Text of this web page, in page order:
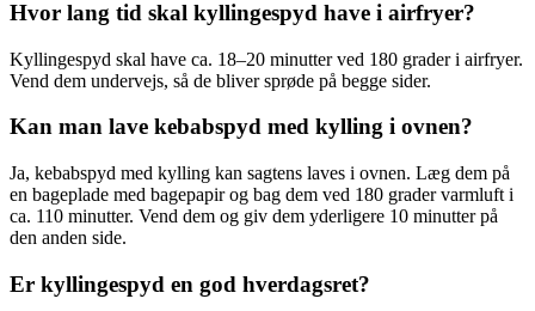
Hvor lang tid skal kyllingespyd have i airfryer?
Kyllingespyd skal have ca. 18–20 minutter ved 180 grader i airfryer.
Vend dem undervejs, så de bliver sprøde på begge sider.
Kan man lave kebabspyd med kylling i ovnen?
Ja, kebabspyd med kylling kan sagtens laves i ovnen. Læg dem på
en bageplade med bagepapir og bag dem ved 180 grader varmluft i
ca. 110 minutter. Vend dem og giv dem yderligere 10 minutter på
den anden side.
Er kyllingespyd en god hverdagsret?